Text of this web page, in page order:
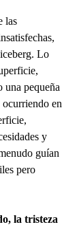
las
Lo
una pequeña
ocurriendo en
y
guían
pero
la tristeza